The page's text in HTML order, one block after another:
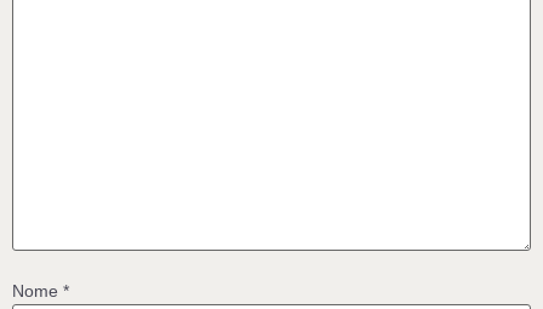
Nome *